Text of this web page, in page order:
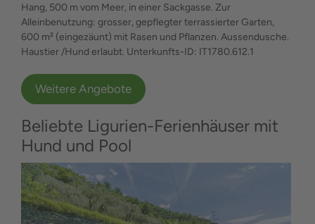
Hang, 500 m vom Meer, in einer Sackgasse. Zur
Alleinbenutzung: grosser, gepflegter terrassierter Garten,
600 m² (eingezäunt) mit Rasen und Pflanzen. Aussendusche.
Haustier /Hund erlaubt. Unterkunfts-ID: IT1780.612.1
Weitere Angebote
Beliebte Ligurien-Ferienhäuser mit
Hund und Pool